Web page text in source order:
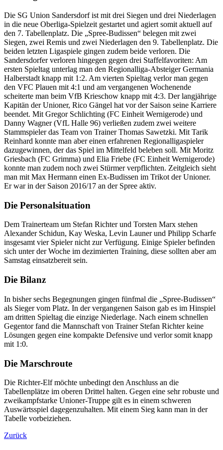
Die SG Union Sandersdorf ist mit drei Siegen und drei Niederlagen
in die neue Oberliga-Spielzeit gestartet und agiert somit aktuell auf
den 7. Tabellenplatz. Die „Spree-Budissen“ belegen mit zwei
Siegen, zwei Remis und zwei Niederlagen den 9. Tabellenplatz. Die
beiden letzten Ligaspiele gingen zudem beide verloren. Die
Sandersdorfer verloren hingegen gegen drei Staffelfavoriten: Am
ersten Spieltag unterlag man den Regionalliga-Absteiger Germania
Halberstadt knapp mit 1:2. Am vierten Spieltag verlor man gegen
den VFC Plauen mit 4:1 und am vergangenen Wochenende
scheiterte man beim VfB Krieschow knapp mit 4:3. Der langjährige
Kapitän der Unioner, Rico Gängel hat vor der Saison seine Karriere
beendet. Mit Gregor Schlichting (FC Einheit Wernigerode) und
Danny Wagner (VfL Halle 96) verließen zudem zwei weitere
Stammspieler das Team von Trainer Thomas Sawetzki. Mit Tarik
Reinhard konnte man aber einen erfahrenen Regionalligaspieler
dazugewinnen, der das Spiel im Mittelfeld beleben soll. Mit Moritz
Griesbach (FC Grimma) und Elia Friebe (FC Einheit Wernigerode)
konnte man zudem noch zwei Stürmer verpflichten. Zeitgleich sieht
man mit Max Hermann einen Ex-Budissen im Trikot der Unioner.
Er war in der Saison 2016/17 an der Spree aktiv.
Die Personalsituation
Dem Trainerteam um Stefan Richter und Torsten Marx stehen
Alexander Schidun, Kay Weska, Levin Launer und Philipp Scharfe
insgesamt vier Spieler nicht zur Verfügung. Einige Spieler befinden
sich unter der Woche im dezimierten Training, diese sollten aber am
Samstag einsatzbereit sein.
Die Bilanz
In bisher sechs Begegnungen gingen fünfmal die „Spree-Budissen“
als Sieger vom Platz. In der vergangenen Saison gab es im Hinspiel
am dritten Spieltag die einzige Niederlage. Nach einem schnellen
Gegentor fand die Mannschaft von Trainer Stefan Richter keine
Lösungen gegen eine kompakte Defensive und verlor somit knapp
mit 1:0.
Die Marschroute
Die Richter-Elf möchte unbedingt den Anschluss an die
Tabellenplätze im oberen Drittel halten. Gegen eine sehr robuste und
zweikampfstarke Unioner-Truppe gilt es in einem schweren
Auswärtsspiel dagegenzuhalten. Mit einem Sieg kann man in der
Tabelle vorbeiziehen.
Zurück